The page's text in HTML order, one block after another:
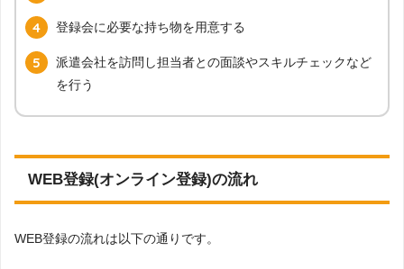
登録会に必要な持ち物を用意する
派遣会社を訪問し担当者との面談やスキルチェックなど
を行う
WEB登録(オンライン登録)の流れ
WEB登録の流れは以下の通りです。